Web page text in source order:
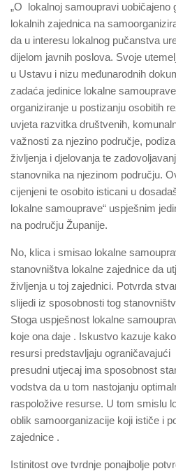
„O lokalnoj samoupravi uobičajeno
lokalnih zajednica na
da u interesu lokalnog pučanstva
dijelom javnih poslova. Svoje
u Ustavu i nizu međunarodnih
zadaća jedinice lokalne
organiziranje u postizanju osobitih
uvjeta razvitka društvenih,
važnosti za njezino područje,
življenja i djelovanja te
stanovnika na njezinom području.
cijenjeni te osobito isticani u
lokalne samouprave“ uspješnim
na području Županije.
No, klica i smisao lokalne
stanovništva lokalne zajednice da
življenja u toj zajednici. Potvrda
slijedi iz sposobnosti tog
Stoga uspješnost lokalne
koje ona daje . Iskustvo kazuje
resursi predstavljaju
presudni utjecaj ima sposobnost
vodstva da u tom nastojanju
raspoložive resurse. U tom smislu
oblik samoorganizacije koji ističe i
zajednice .
Istinitost ove tvrdnje ponajbolje